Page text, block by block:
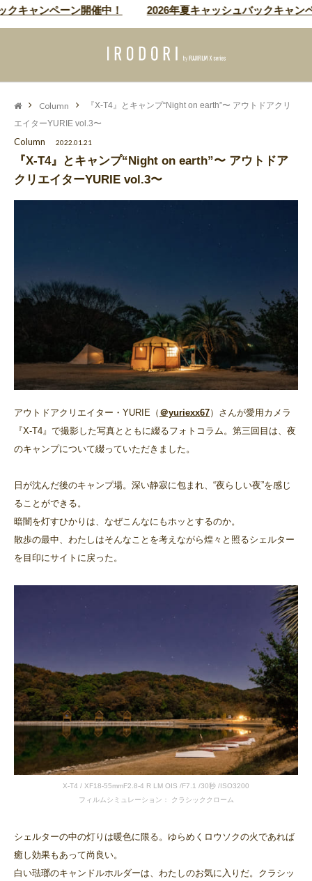
ンペーン開催中！ 2026年夏キャッシュバックキャンペーン
Column
『X-T4』とキャンプ“Night on earth”〜 アウトドアクリ
エイターYURIE vol.3〜
Column 2022.01.21
『X-T4』とキャンプ“Night on earth”〜 アウトドア
クリエイターYURIE vol.3〜
アウトドアクリエイター・YURIE（ ＠yuriexx67）さんが愛用カメラ
『X-T4』で撮影した写真とともに綴るフォトコラム。第三回目は、夜
のキャンプについて綴っていただきました。
日が沈んだ後のキャンプ場。深い静寂に包まれ、“夜らしい夜”を感じ
ることができる。
暗闇を灯すひかりは、なぜこんなにもホッとするのか。
散歩の最中、わたしはそんなことを考えながら煌々と照るシェルター
を目印にサイトに戻った。
X-T4 / XF18-55mmF2.8-4 R LM OIS /F7.1 /30秒 /ISO3200
フィルムシミュレーション： クラシッククローム
シェルターの中の灯りは暖色に限る。ゆらめくロウソクの火であれば
癒し効果もあって尚良い。
白い琺瑯のキャンドルホルダーは、わたしのお気に入りだ。クラシッ